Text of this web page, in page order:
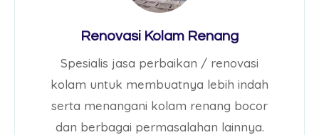
Renovasi Kolam Renang
Spesialis jasa perbaikan / renovasi
kolam untuk membuatnya lebih indah
serta menangani kolam renang bocor
dan berbagai permasalahan lainnya.